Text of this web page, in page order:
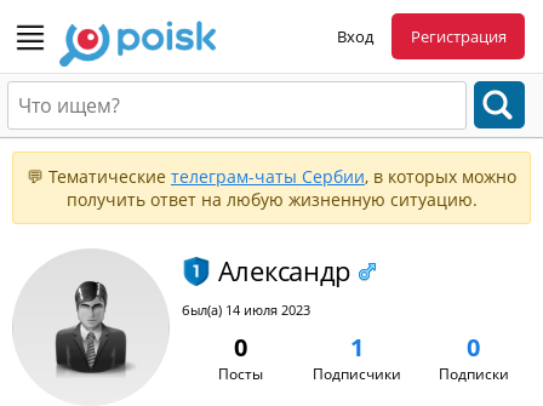
Вход Регистрация
💬 Тематические телеграм-чаты Сербии, в которых можно
получить ответ на любую жизненную ситуацию.
Александр
был(а) 14 июля 2023
0
Посты
1
Подписчики
0
Подписки